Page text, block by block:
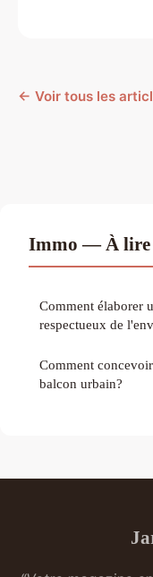
← Voir tous les
Immo — À lire
Comment élaborer
respectueux de
Comment
balcon urbain?